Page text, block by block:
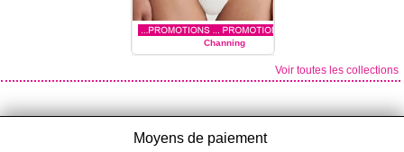
Channing
Voir toutes les collections
Moyens de paiement